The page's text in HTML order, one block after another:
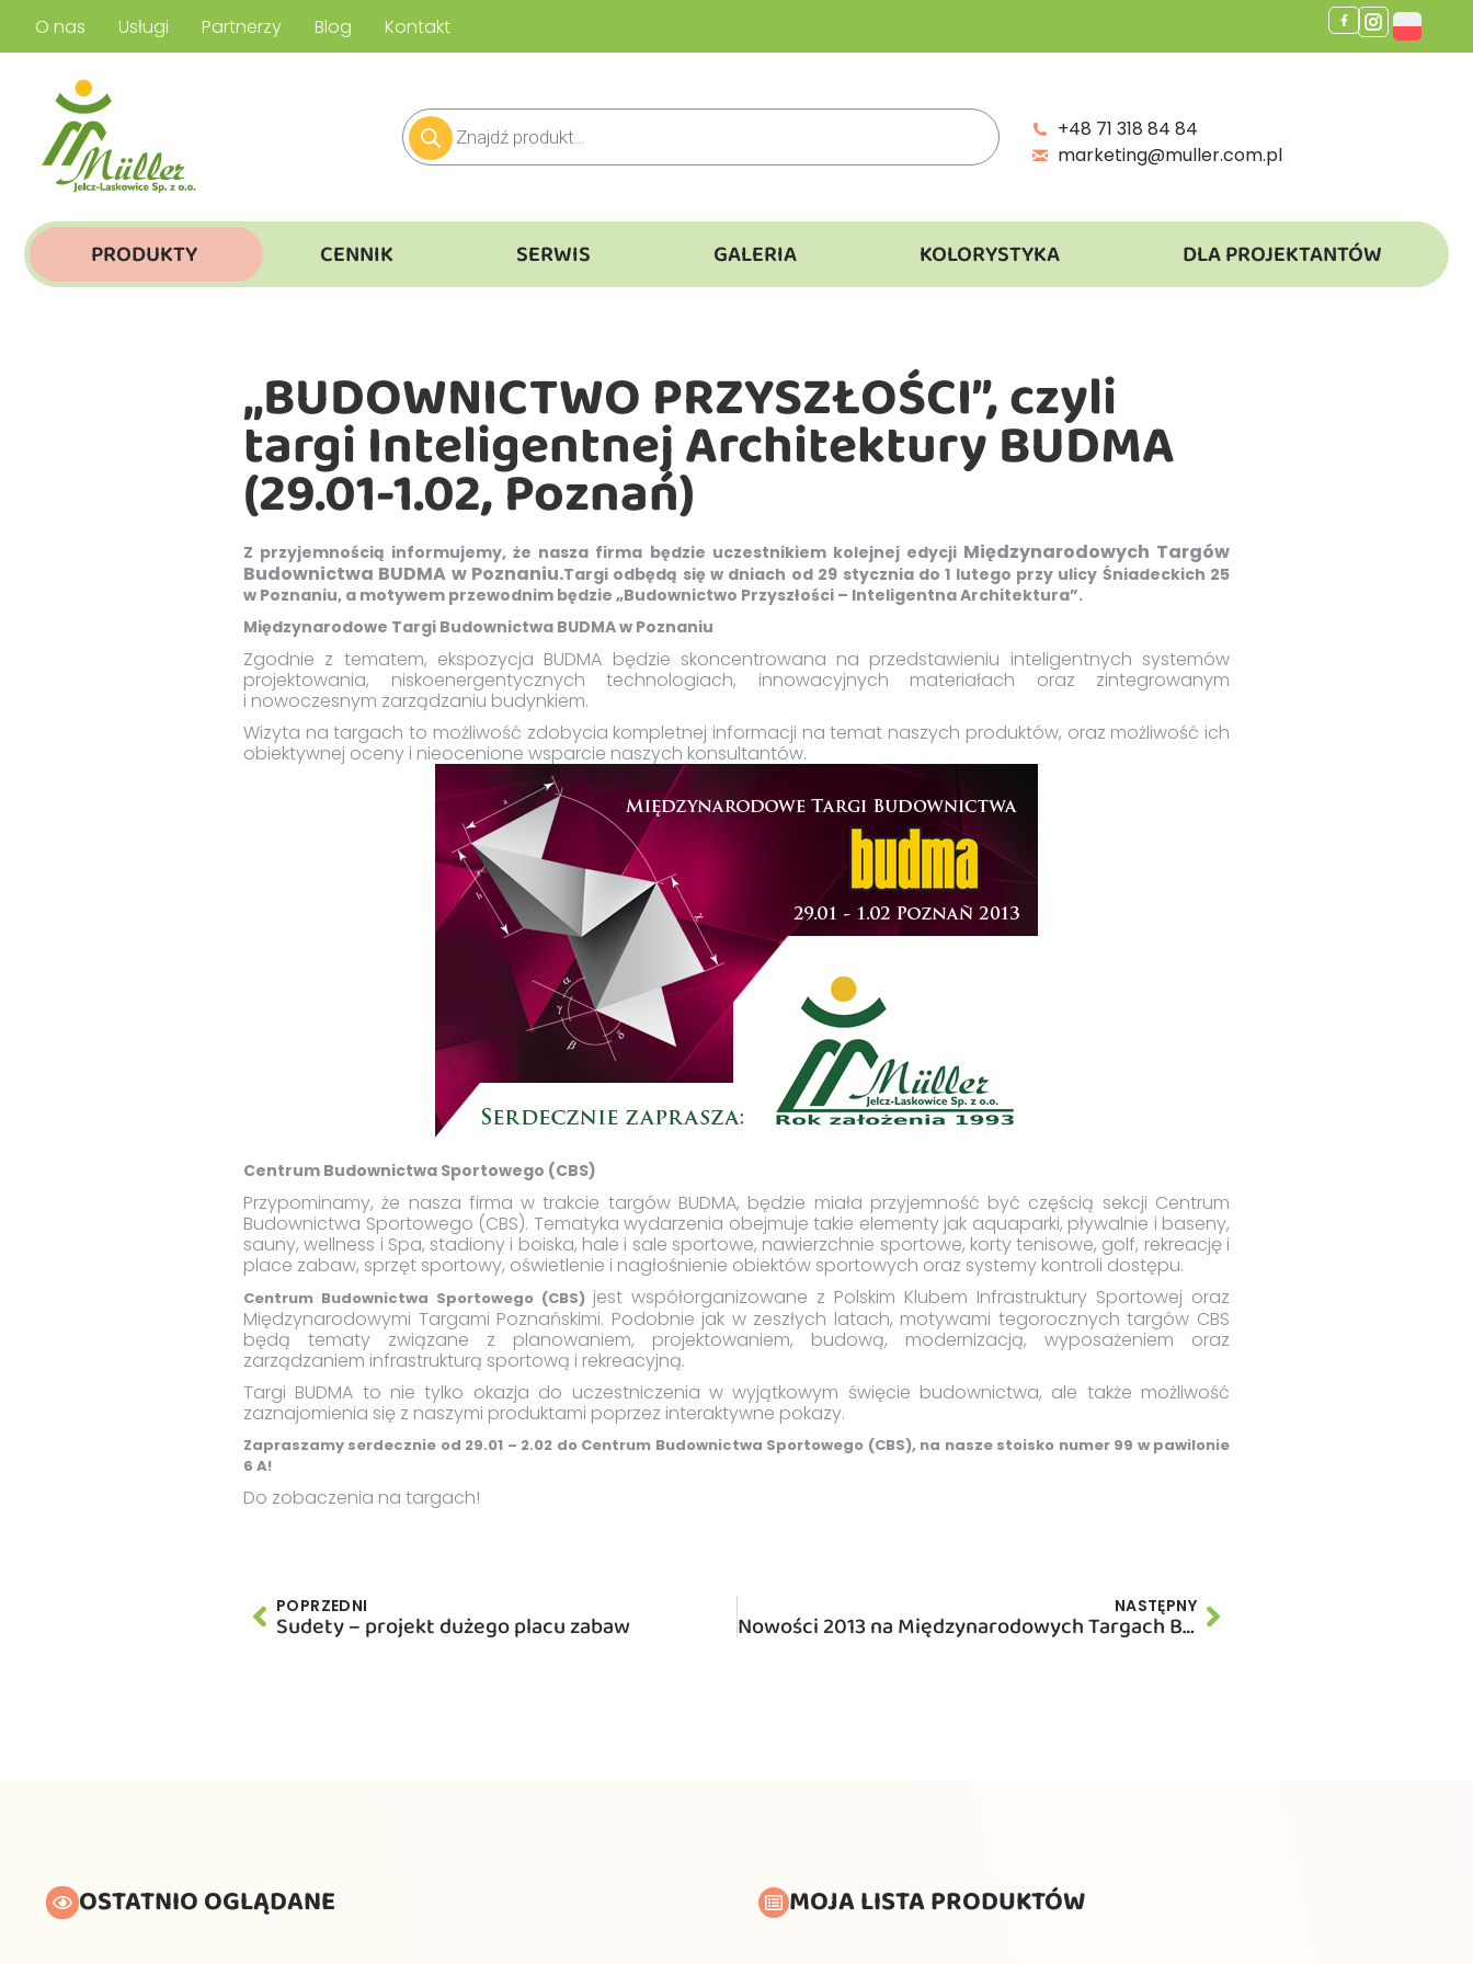
O nas Usługi Partnerzy Blog Kontakt
+48 71 318 84 84
marketing@muller.com.pl
PRODUKTY CENNIK SERWIS GALERIA KOLORYSTYKA DLA PROJEKTANTÓW
„BUDOWNICTWO PRZYSZŁOŚCI”, czyli
targi Inteligentnej Architektury BUDMA
(29.01-1.02, Poznań)
Z przyjemnością informujemy, że nasza firma będzie uczestnikiem kolejnej edycji Międzynarodowych Targów
Budownictwa BUDMA w Poznaniu.Targi odbędą się w dniach od 29 stycznia do 1 lutego przy ulicy Śniadeckich 25
w Poznaniu, a motywem przewodnim będzie „Budownictwo Przyszłości – Inteligentna Architektura”.
Międzynarodowe Targi Budownictwa BUDMA w Poznaniu
Zgodnie z tematem, ekspozycja BUDMA będzie skoncentrowana na przedstawieniu inteligentnych systemów
projektowania, niskoenergentycznych technologiach, innowacyjnych materiałach oraz zintegrowanym
i nowoczesnym zarządzaniu budynkiem.
Wizyta na targach to możliwość zdobycia kompletnej informacji na temat naszych produktów, oraz możliwość ich
obiektywnej oceny i nieocenione wsparcie naszych konsultantów.
Centrum Budownictwa Sportowego (CBS)
Przypominamy, że nasza firma w trakcie targów BUDMA, będzie miała przyjemność być częścią sekcji Centrum
Budownictwa Sportowego (CBS). Tematyka wydarzenia obejmuje takie elementy jak aquaparki, pływalnie i baseny,
sauny, wellness i Spa, stadiony i boiska, hale i sale sportowe, nawierzchnie sportowe, korty tenisowe, golf, rekreację i
place zabaw, sprzęt sportowy, oświetlenie i nagłośnienie obiektów sportowych oraz systemy kontroli dostępu.
Centrum Budownictwa Sportowego (CBS) jest współorganizowane z Polskim Klubem Infrastruktury Sportowej oraz
Międzynarodowymi Targami Poznańskimi. Podobnie jak w zeszłych latach, motywami tegorocznych targów CBS
będą tematy związane z planowaniem, projektowaniem, budową, modernizacją, wyposażeniem oraz
zarządzaniem infrastrukturą sportową i rekreacyjną.
Targi BUDMA to nie tylko okazja do uczestniczenia w wyjątkowym święcie budownictwa, ale także możliwość
zaznajomienia się z naszymi produktami poprzez interaktywne pokazy.
Zapraszamy serdecznie od 29.01 – 2.02 do Centrum Budownictwa Sportowego (CBS), na nasze stoisko numer 99 w pawilonie
6 A!
Do zobaczenia na targach!
POPRZEDNI
Sudety – projekt dużego placu zabaw
NASTĘPNY
Nowości 2013 na Międzynarodowych Targach Budownictwa BUDMA
OSTATNIO OGLĄDANE MOJA LISTA PRODUKTÓW